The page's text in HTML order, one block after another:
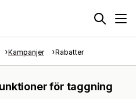
Kampanjer Rabatter
för taggning